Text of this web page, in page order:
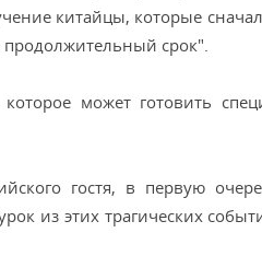
китайцы, которые
продолжительный срок".
может готовить
гостя, в первую
из этих трагических